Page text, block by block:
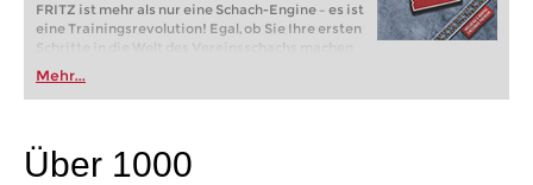
FRITZ ist mehr als nur eine Schach-Engine – es ist
eine Trainingsrevolution! Egal, ob Sie Ihre ersten
Schritte in die Welt des Vereinsschachs machen
oder bereits auf Turnierniveau spielen: Mit
FRITZ trainieren Sie effizienter, intelligenter und
individueller als je zuvor.
Mehr...
Über 1000